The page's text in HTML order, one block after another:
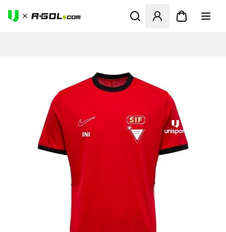
Ανοίγει ένα Modal για να